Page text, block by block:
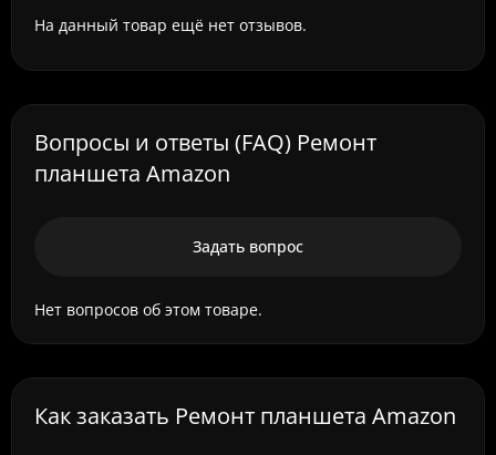
На данный товар ещё нет отзывов.
Вопросы и ответы (FAQ) Ремонт
планшета Amazon
Задать вопрос
Нет вопросов об этом товаре.
Как заказать Ремонт планшета Amazon